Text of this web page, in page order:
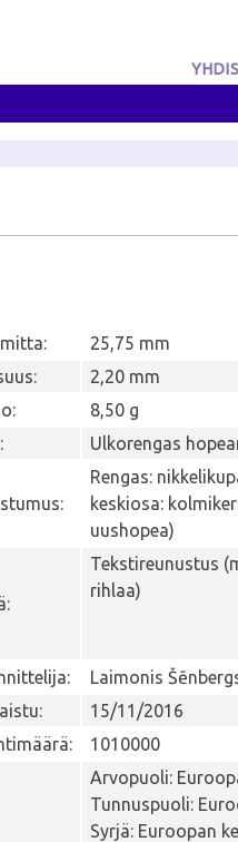
25,75 mm
2,20 mm
8,50 g
Ulkorengas
Rengas:
keskiosa:
uushopea)
Tekstireunustus
rihlaa)
Laimonis
15/11/2016
1010000
Arvopuoli:
Tunnuspuoli:
Syrjä: Euroopan